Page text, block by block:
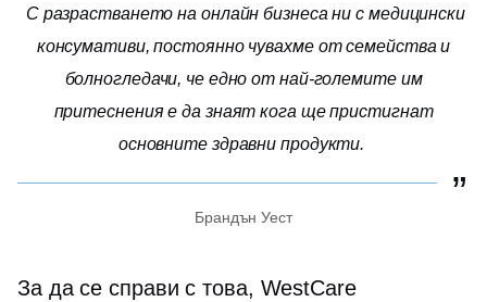
С разрастването на онлайн бизнеса ни с медицински
консумативи, постоянно чувахме от семейства и
болногледачи, че едно от най-големите им
притеснения е да знаят кога ще пристигнат
основните здравни продукти.
Брандън Уест
За да се справи с това, WestCare